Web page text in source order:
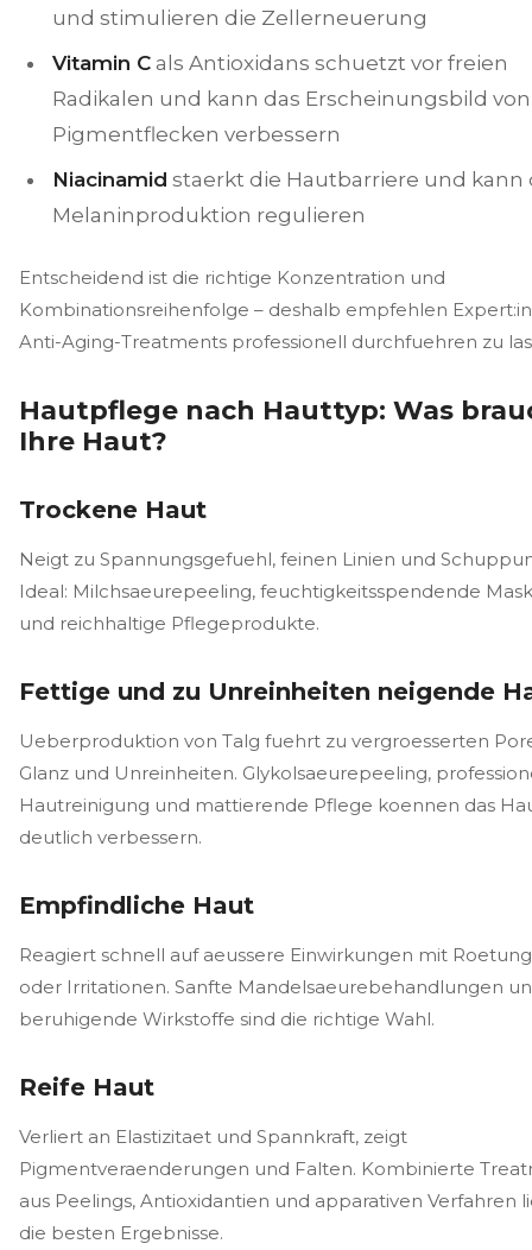
und stimulieren die Zellerneuerung
Vitamin C als Antioxidans schuetzt vor freien
Radikalen und kann das Erscheinungsbild von
Pigmentflecken verbessern
Niacinamid staerkt die Hautbarriere und kann
Melaninproduktion regulieren
Entscheidend ist die richtige Konzentration und
Kombinationsreihenfolge – deshalb empfehlen
Anti-Aging-Treatments professionell durchfuehren zu
Hautpflege nach Hauttyp: Was
Ihre Haut?
Trockene Haut
Neigt zu Spannungsgefuehl, feinen Linien und
Ideal: Milchsaeurepeeling, feuchtigkeitsspendende
und reichhaltige Pflegeprodukte.
Fettige und zu Unreinheiten neigende
Ueberproduktion von Talg fuehrt zu vergroesserten
Glanz und Unreinheiten. Glykolsaeurepeeling,
Hautreinigung und mattierende Pflege koennen das
deutlich verbessern.
Empfindliche Haut
Reagiert schnell auf aeussere Einwirkungen mit
oder Irritationen. Sanfte Mandelsaeurebehandlungen
beruhigende Wirkstoffe sind die richtige Wahl.
Reife Haut
Verliert an Elastizitaet und Spannkraft, zeigt
Pigmentveraenderungen und Falten. Kombinierte
aus Peelings, Antioxidantien und apparativen Verfahren
die besten Ergebnisse.